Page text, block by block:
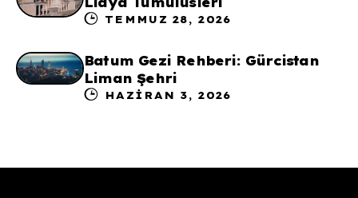
TEMMUZ 28, 2026
Batum Gezi Rehberi: Gürcistan
Liman Şehri
HAZIRAN 3, 2026